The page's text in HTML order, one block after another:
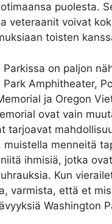
puolesta.
veteraanit voivat
toisten
Parkissa on paljon
Park Amphitheater,
ja Oregon
ovat vain
tarjoavat
muistella menneitä
ihmisiä, jotka
Kun
varmista, että et
Washington